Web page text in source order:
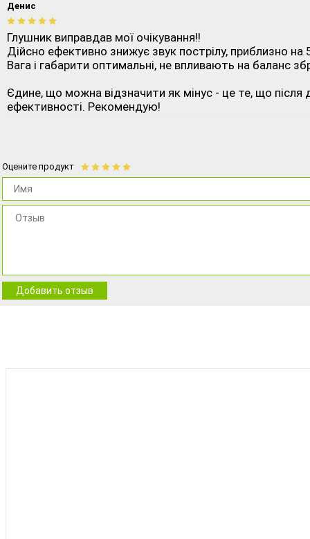
Денис
Глушник виправдав мої очікування!!
Дійсно ефективно знижує звук пострілу, приблизно
Вага і габарити оптимальні, не впливають на баланс
Єдине, що можна відзначити як мінус - це те, що після
ефективності. Рекомендую!
Оцените продукт
Добавить отзыв